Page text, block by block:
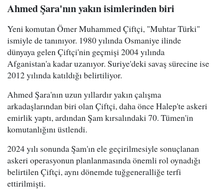
Ahmed Şara'nın yakın isimlerinden biri
Yeni komutan Ömer Muhammed Çiftçi, "Muhtar Türki"
ismiyle de tanınıyor. 1980 yılında Osmaniye ilinde
dünyaya gelen Çiftçi'nin geçmişi 2004 yılında
Afganistan'a kadar uzanıyor. Suriye'deki savaş sürecine ise
2012 yılında katıldığı belirtiliyor.
Ahmed Şara'nın uzun yıllardır yakın çalışma
arkadaşlarından biri olan Çiftçi, daha önce Halep'te askeri
emirlik yaptı, ardından Şam kırsalındaki 70. Tümen'in
komutanlığını üstlendi.
2024 yılı sonunda Şam'ın ele geçirilmesiyle sonuçlanan
askeri operasyonun planlanmasında önemli rol oynadığı
belirtilen Çiftçi, aynı dönemde tuğgeneralliğe terfi
ettirilmişti.